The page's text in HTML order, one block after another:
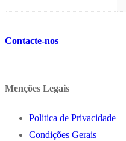
Contacte-nos
Menções Legais
Politica de Privacidade
Condições Gerais